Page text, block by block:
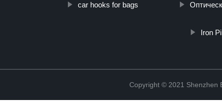
car hooks for bags
Iron
Copyright © 2021 Shenzhen